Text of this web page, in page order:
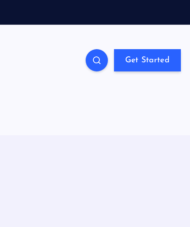
Get Started